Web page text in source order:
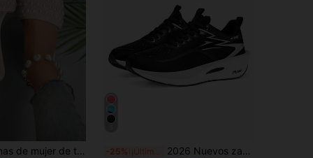
Sandalias planas de mujer de talla grande, estilo vacacional, casual de verano, versátil, con decoración de strass -25% ¡Últimos 2 días 2026 Nuevos zapatos deportivos de moda para mujer, con tecnología de tablero de carbono amortiguador, versátiles y cómodos. Zapatillas de running para maratón, fitness y uso al aire libre, unisex.